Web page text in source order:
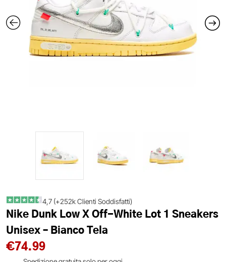
4,7 (+252k Clienti Soddisfatti)
Nike Dunk Low X Off-White Lot 1 Sneakers
Unisex – Bianco Tela
€74.99